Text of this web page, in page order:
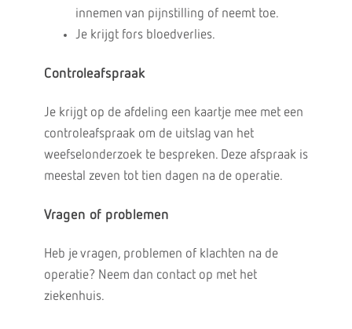
innemen van pijnstilling of neemt toe.
Je krijgt fors bloedverlies.
Controleafspraak
Je krijgt op de afdeling een kaartje mee met een
controleafspraak om de uitslag van het
weefselonderzoek te bespreken. Deze afspraak is
meestal zeven tot tien dagen na de operatie.
Vragen of problemen
Heb je vragen, problemen of klachten na de
operatie? Neem dan contact op met het
ziekenhuis.